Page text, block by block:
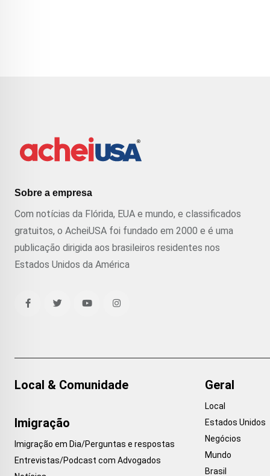
Sobre a empresa
Com notícias da Flórida, EUA e mundo, e classificados
gratuitos, o AcheiUSA foi fundado em 2000 e é uma
publicação dirigida aos brasileiros residentes nos
Estados Unidos da América
Local & Comunidade
Imigração
Imigração em Dia/Perguntas e respostas
Entrevistas/Podcast com Advogados
Geral
Local
Estados Unidos
Negócios
Mundo
Brasil